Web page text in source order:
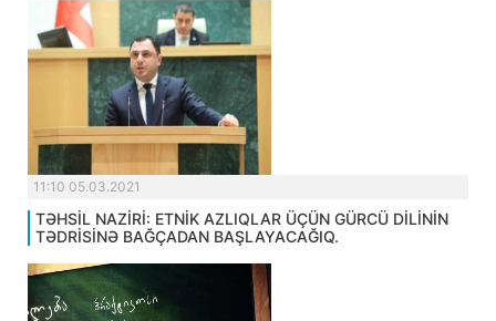
11:10 05.03.2021
TƏHSİL NAZİRİ: ETNİK AZLIQLAR ÜÇÜN GÜRCÜ DİLİNİN
TƏDRİSİNƏ BAĞÇADAN BAŞLAYACAĞIQ.